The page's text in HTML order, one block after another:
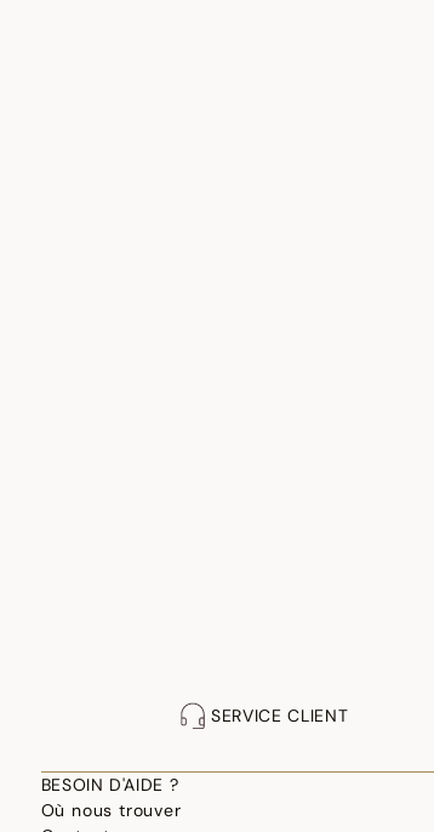
SERVICE CLIENT
BESOIN D'AIDE ?
Où nous trouver